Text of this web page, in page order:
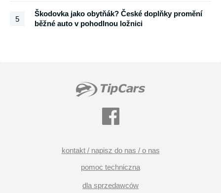
5
Škodovka jako obytňák? České doplňky promění
běžné auto v pohodlnou ložnici
kontakt / napisz do nas / o nas
pomoc techniczna
dla sprzedawców